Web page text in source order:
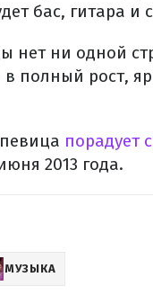
бас, гитара и
нет ни одной
в полный рост,
порадует
2013 года.
МУЗЫКА